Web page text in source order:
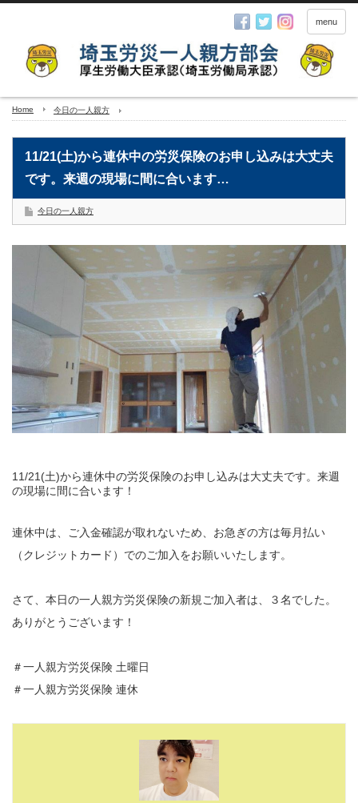
menu
Home 今日の一人親方
11/21(土)から連休中の労災保険のお申し込みは大丈夫
です。来週の現場に間に合います…
今日の一人親方
11/21(土)から連休中の労災保険のお申し込みは大丈夫です。来週
の現場に間に合います！
連休中は、ご入金確認が取れないため、お急ぎの方は毎月払い
（クレジットカード）でのご加入をお願いいたします。
さて、本日の一人親方労災保険の新規ご加入者は、３名でした。
ありがとうございます！
＃一人親方労災保険 土曜日
＃一人親方労災保険 連休